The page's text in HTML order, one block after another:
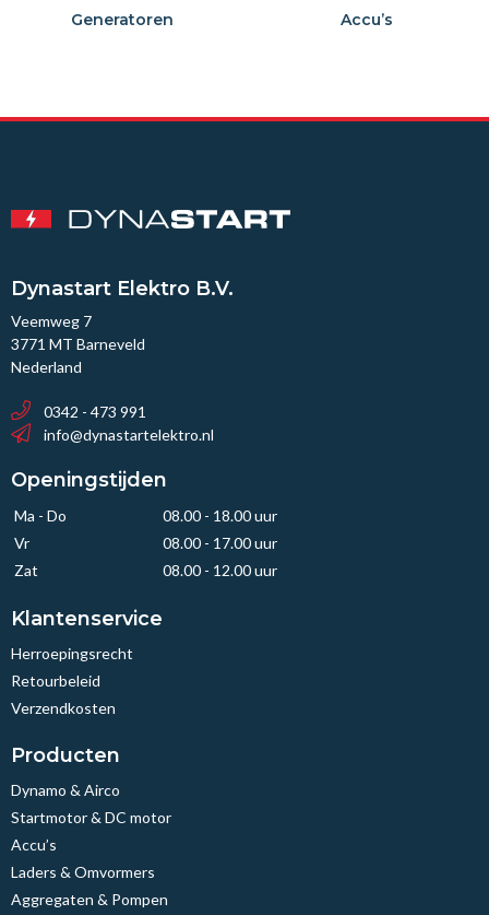
Generatoren Accu’s
Dynastart Elektro B.V.
Veemweg 7
3771 MT Barneveld
Nederland
0342 - 473 991
info@dynastartelektro.nl
Openingstijden
Ma - Do
08.00 - 18.00 uur
Vr
08.00 - 17.00 uur
Zat
08.00 - 12.00 uur
Klantenservice
Herroepingsrecht
Retourbeleid
Verzendkosten
Producten
Dynamo & Airco
Startmotor & DC motor
Accu’s
Laders & Omvormers
Aggregaten & Pompen